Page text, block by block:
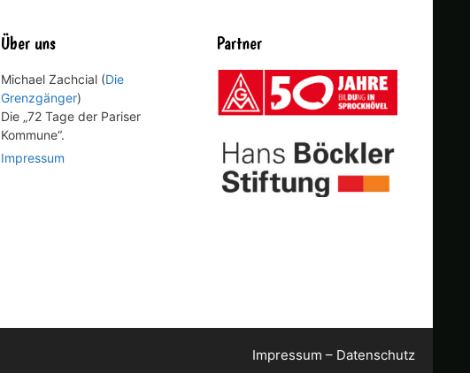
Über uns
Michael Zachcial (Die
Grenzgänger)
Die „72 Tage der Pariser
Kommune“.
Impressum
Partner
Impressum – Datenschutz